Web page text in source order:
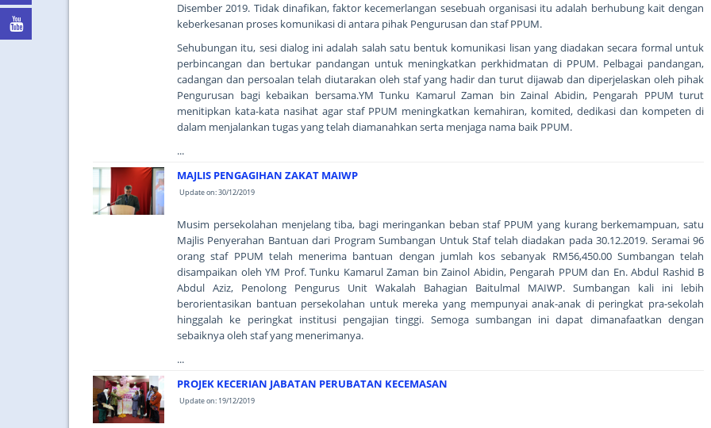
Disember 2019. Tidak dinafikan, faktor kecemerlangan sesebuah organisasi itu adalah berhubung kait dengan
keberkesanan proses komunikasi di antara pihak Pengurusan dan staf PPUM.
Sehubungan itu, sesi dialog ini adalah salah satu bentuk komunikasi lisan yang diadakan secara formal untuk
perbincangan dan bertukar pandangan untuk meningkatkan perkhidmatan di PPUM. Pelbagai pandangan,
cadangan dan persoalan telah diutarakan oleh staf yang hadir dan turut dijawab dan diperjelaskan oleh pihak
Pengurusan bagi kebaikan bersama.YM Tunku Kamarul Zaman bin Zainal Abidin, Pengarah PPUM turut
menitipkan kata-kata nasihat agar staf PPUM meningkatkan kemahiran, komited, dedikasi dan kompeten di
dalam menjalankan tugas yang telah diamanahkan serta menjaga nama baik PPUM.
...
MAJLIS PENGAGIHAN ZAKAT MAIWP
Update on: 30/12/2019
Musim persekolahan menjelang tiba, bagi meringankan beban staf PPUM yang kurang berkemampuan, satu
Majlis Penyerahan Bantuan dari Program Sumbangan Untuk Staf telah diadakan pada 30.12.2019. Seramai 96
orang staf PPUM telah menerima bantuan dengan jumlah kos sebanyak RM56,450.00 Sumbangan telah
disampaikan oleh YM Prof. Tunku Kamarul Zaman bin Zainol Abidin, Pengarah PPUM dan En. Abdul Rashid B
Abdul Aziz, Penolong Pengurus Unit Wakalah Bahagian Baitulmal MAIWP. Sumbangan kali ini lebih
berorientasikan bantuan persekolahan untuk mereka yang mempunyai anak-anak di peringkat pra-sekolah
hinggalah ke peringkat institusi pengajian tinggi. Semoga sumbangan ini dapat dimanafaatkan dengan
sebaiknya oleh staf yang menerimanya.
...
PROJEK KECERIAN JABATAN PERUBATAN KECEMASAN
Update on: 19/12/2019